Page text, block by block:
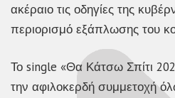
ακέραιο τις οδηγίες της
περιορισμό εξάπλωσης του
Το single «Θα Κάτσω Σπίτι
την αφιλοκερδή συμμετοχή